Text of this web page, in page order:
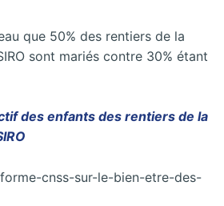
que 50% des rentiers de la
sont mariés contre 30% étant
des enfants des rentiers de la
cnss-sur-le-bien-etre-des-